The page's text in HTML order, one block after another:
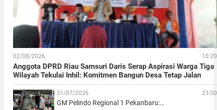
02/08/2026 10:20
Anggota DPRD Riau Samsuri Daris Serap Aspirasi Warga Tiga
Wilayah Tekulai Inhil: Komitmen Bangun Desa Tetap Jalan
31/07/2026 23:00
GM Pelindo Regional 1 Pekanbaru:…